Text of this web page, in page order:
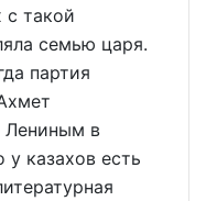
с такой
семью царя.
партия
Лениным в
казахов есть